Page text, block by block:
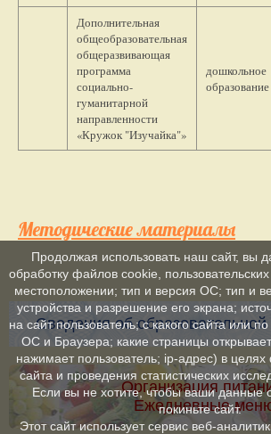
Дополнительная
общеобразовательная
общеразвивающая
программа
социально-
гуманитарной
направленности
«Кружок "Изучайка"»
дошкольное
образование
Методические материалы
Сведения об образовательной
Организация
Ежедневные
Продолжая использовать наш сайт, вы
обработку файлов cookie,
местоположении; тип и версия ОС; тип и
устройства и разрешение его экрана;
на сайт пользователь; с какого сайта или
ОС и Браузера; какие страницы
нажимает пользователь; ip-адрес) в
сайта и проведения статистических
Если вы не хотите, чтобы ваши данные
покиньте сайт.
Этот сайт использует сервис веб-